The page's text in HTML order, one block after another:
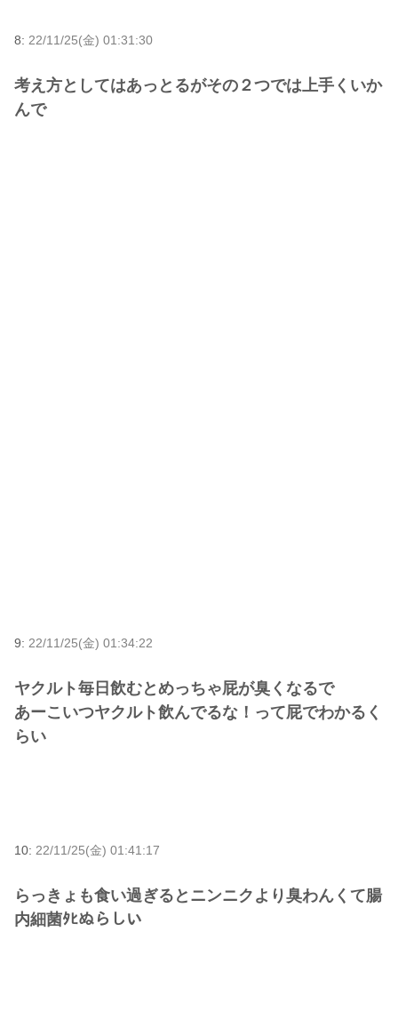
8: 22/11/25(金) 01:31:30
考え方としてはあっとるがその２つでは上手くいか
んで
9: 22/11/25(金) 01:34:22
ヤクルト毎日飲むとめっちゃ屁が臭くなるで
あーこいつヤクルト飲んでるな！って屁でわかるく
らい
10: 22/11/25(金) 01:41:17
らっきょも食い過ぎるとニンニクより臭わんくて腸
内細菌ﾀﾋぬらしい